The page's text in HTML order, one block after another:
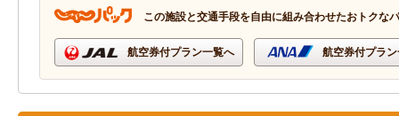
この施設と交通手段を自由に組み合わせたおトクな
航空券付プラン一覧へ 航空券付プラ